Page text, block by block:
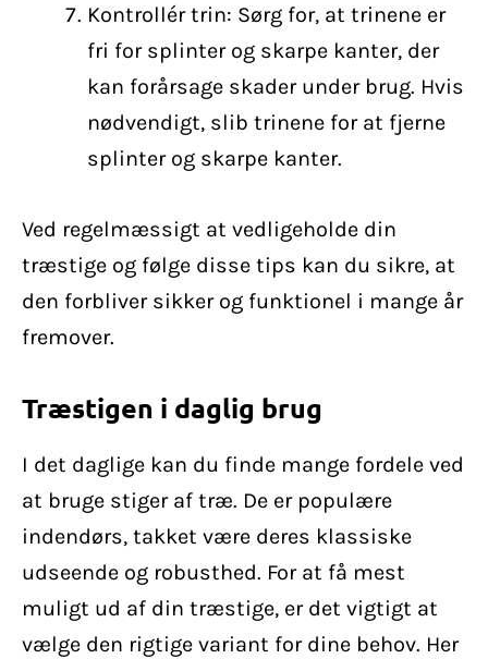
Kontrollér trin: Sørg for, at trinene er
fri for splinter og skarpe kanter, der
kan forårsage skader under brug. Hvis
nødvendigt, slib trinene for at fjerne
splinter og skarpe kanter.
Ved regelmæssigt at vedligeholde din
træstige og følge disse tips kan du sikre, at
den forbliver sikker og funktionel i mange år
fremover.
Træstigen i daglig brug
I det daglige kan du finde mange fordele ved
at bruge stiger af træ. De er populære
indendørs, takket være deres klassiske
udseende og robusthed. For at få mest
muligt ud af din træstige, er det vigtigt at
vælge den rigtige variant for dine behov. Her